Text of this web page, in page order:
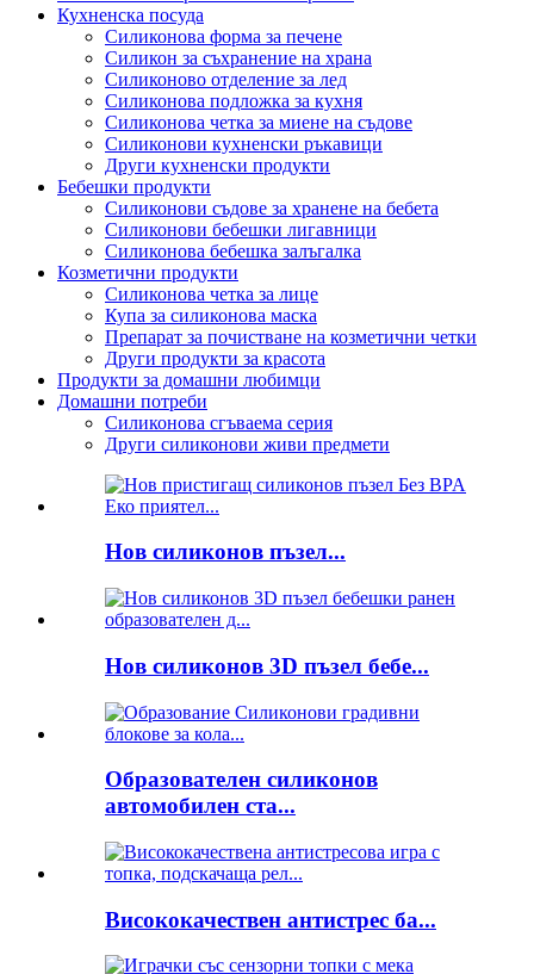
Кухненска посуда
Силиконова форма за печене
Силикон за съхранение на храна
Силиконово отделение за лед
Силиконова подложка за кухня
Силиконова четка за миене на съдове
Силиконови кухненски ръкавици
Други кухненски продукти
Бебешки продукти
Силиконови съдове за хранене на бебета
Силиконови бебешки лигавници
Силиконова бебешка залъгалка
Козметични продукти
Силиконова четка за лице
Купа за силиконова маска
Препарат за почистване на козметични четки
Други продукти за красота
Продукти за домашни любимци
Домашни потреби
Силиконова сгъваема серия
Други силиконови живи предмети
Нов силиконов пъзел...
Нов силиконов 3D пъзел бебе...
Образователен силиконов
автомобилен ста...
Висококачествен антистрес ба...